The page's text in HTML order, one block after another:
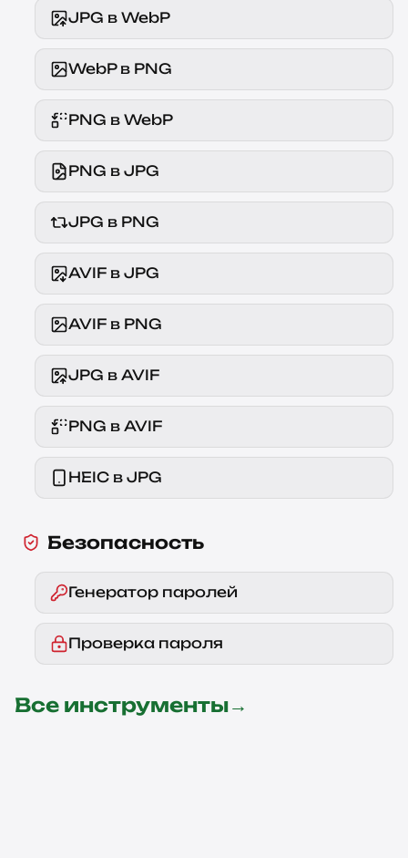
JPG в WebP
WebP в PNG
PNG в WebP
PNG в JPG
JPG в PNG
AVIF в JPG
AVIF в PNG
JPG в AVIF
PNG в AVIF
HEIC в JPG
Безопасность
Генератор паролей
Проверка пароля
Все инструменты→